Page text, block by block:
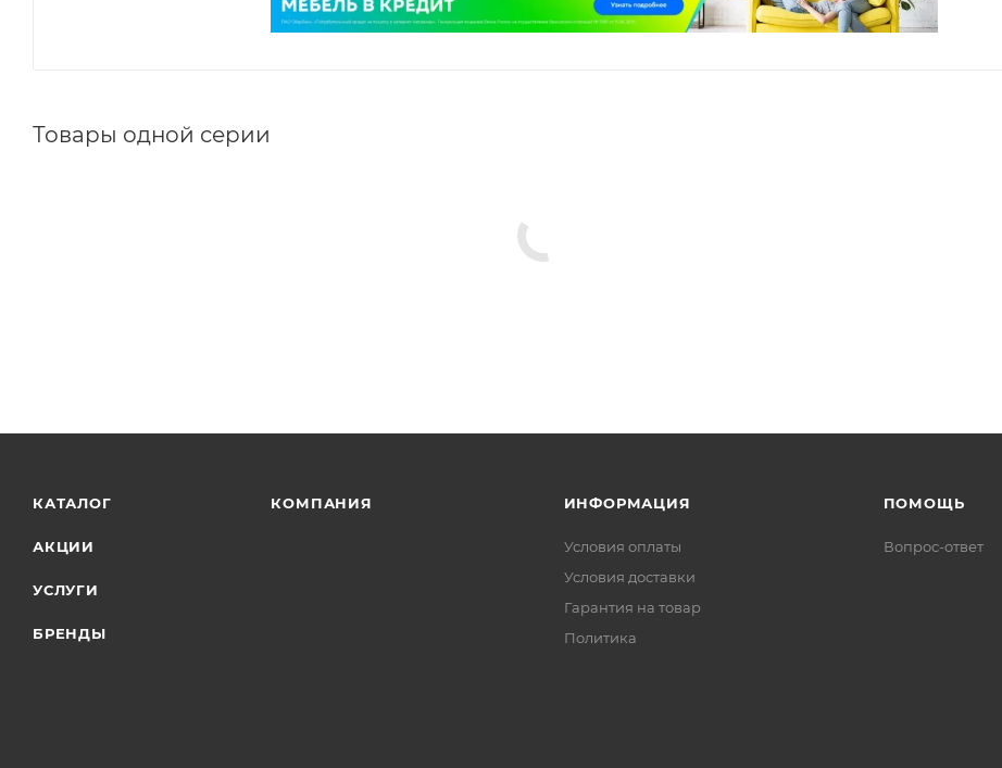
Товары одной серии
КАТАЛОГ
АКЦИИ
УСЛУГИ
БРЕНДЫ
КОМПАНИЯ ИНФОРМАЦИЯ
Условия оплаты
Условия доставки
Гарантия на товар
Политика
ПОМОЩЬ
Вопрос-ответ